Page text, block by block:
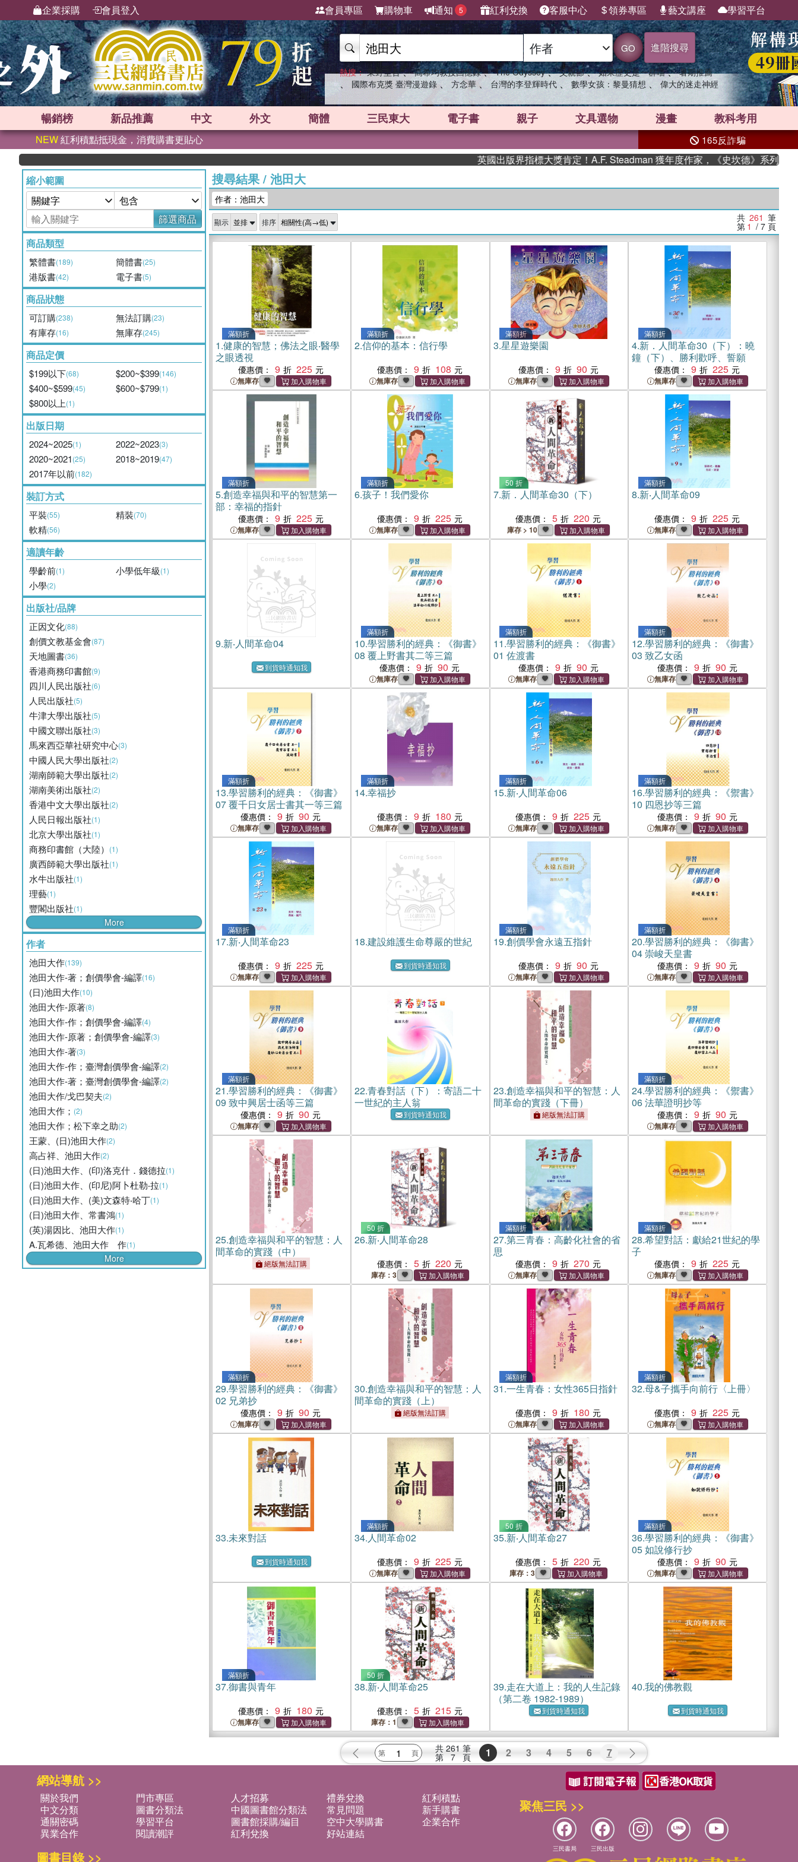
企業採購 會員登入 會員專區 購物車 通知 5 紅利兌換 客服中心 領券專區 藝文講座 學習平台
GO 進階搜尋
熱搜： 東野圭吾 、 高希均教授回憶錄 、 The Odyssey 、 父親節 、 如果歷史是一群喵 、 暑期推薦
、 國際布克獎 臺灣漫遊錄 、 方念華 、 台灣的李登輝時代 、 數學女孩：黎曼猜想 、 偉大的迷走神經
暢銷榜 新品推薦 中文 外文 簡體 三民東大 電子書 親子 文具選物 漫畫 教科考用
NEW紅利積點抵現金，消費購書更貼心 165反詐騙
英國出版界指標大獎肯定！A.F. Steadman 獲年度作家，《史坎德》系列帶你踏上熱血
縮小範圍
篩選商品
商品類型
繁體書(189) 簡體書(25)
港版書(42) 電子書(5)
商品狀態
可訂購(238) 無法訂購(23)
有庫存(16) 無庫存(245)
商品定價
$199以下(68) $200~$399(146)
$400~$599(45) $600~$799(1)
$800以上(1)
出版日期
2024~2025(1) 2022~2023(3)
2020~2021(25) 2018~2019(47)
2017年以前(182)
裝訂方式
平裝(55) 精裝(70)
軟精(56)
適讀年齡
學齡前(1) 小學低年級(1)
小學(2)
出版社/品牌
正因文化(88)
創價文教基金會(87)
天地圖書(36)
香港商務印書館(9)
四川人民出版社(6)
人民出版社(5)
牛津大學出版社(5)
中國文聯出版社(3)
馬來西亞華社研究中心(3)
中國人民大學出版社(2)
湖南師範大學出版社(2)
湖南美術出版社(2)
香港中文大學出版社(2)
人民日報出版社(1)
北京大學出版社(1)
商務印書館（大陸） (1)
廣西師範大學出版社(1)
水牛出版社(1)
理藝(1)
豐閣出版社(1)
More
作者
池田大作(139)
池田大作-著；創價學會-編譯(16)
(日)池田大作(10)
池田大作-原著(8)
池田大作-作；創價學會-編譯(4)
池田大作-原著；創價學會-編譯(3)
池田大作-著(3)
池田大作-作；臺灣創價學會-編譯(2)
池田大作-著；臺灣創價學會-編譯(2)
池田大作/戈巴契夫(2)
池田大作； (2)
池田大作；松下幸之助(2)
王蒙、(日)池田大作(2)
高占祥、池田大作(2)
(日)池田大作、(印)洛克什．錢德拉(1)
(日)池田大作、(印尼)阿卜杜勒‧拉(1)
(日)池田大作、(美)文森特‧哈丁(1)
(日)池田大作、常書鴻(1)
(英)湯因比、池田大作(1)
A.瓦希德、池田大作 作(1)
More
搜尋結果/ 池田大
作者：池田大
顯示 排序 共 261 筆
第 1 / 7 頁
滿額折
1.健康的智慧；佛法之眼‧醫學
之眼透視
優惠價： 9 225
無庫存
滿額折
2.信仰的基本：信行學
優惠價： 9 108
無庫存
滿額折
3.星星遊樂園
優惠價： 9 90
無庫存
滿額折
4.新．人間革命30（下）：曉
鐘（下）、勝利歡呼、誓願
優惠價： 9 225
無庫存
滿額折
5.創造幸福與和平的智慧第一
部：幸福的指針
優惠價： 9 225
無庫存
滿額折
6.孩子！我們愛你
優惠價： 9 225
無庫存
50 折
7.新．人間革命30（下）
優惠價： 5 220
庫存 > 10
滿額折
8.新‧人間革命09
優惠價： 9 225
無庫存
9.新‧人間革命04
到貨時通知我
滿額折
10.學習勝利的經典：《御書》
08 覆上野書其二等三篇
優惠價： 9 90
無庫存
滿額折
11.學習勝利的經典：《御書》
01 佐渡書
優惠價： 9 90
無庫存
滿額折
12.學習勝利的經典：《御書》
03 致乙女函
優惠價： 9 90
無庫存
滿額折
13.學習勝利的經典：《御書》
07 覆千日女居士書其一等三篇
優惠價： 9 90
無庫存
滿額折
14.幸福抄
優惠價： 9 180
無庫存
滿額折
15.新‧人間革命06
優惠價： 9 225
無庫存
滿額折
16.學習勝利的經典：《禦書》
10 四恩抄等三篇
優惠價： 9 90
無庫存
滿額折
17.新‧人間革命23
優惠價： 9 225
無庫存
18.建設維護生命尊嚴的世紀
到貨時通知我
滿額折
19.創價學會永遠五指針
優惠價： 9 90
無庫存
滿額折
20.學習勝利的經典：《御書》
04 崇峻天皇書
優惠價： 9 90
無庫存
滿額折
21.學習勝利的經典：《御書》
09 致中興居士函等三篇
優惠價： 9 90
無庫存
22.青春對話（下）：寄語二十
一世紀的主人翁
到貨時通知我
23.創造幸福與和平的智慧：人
間革命的實踐（下冊）
絕版無法訂購
滿額折
24.學習勝利的經典：《禦書》
06 法華證明抄等
優惠價： 9 90
無庫存
25.創造幸福與和平的智慧：人
間革命的實踐（中）
絕版無法訂購
50 折
26.新‧人間革命28
優惠價： 5 220
庫存：3
滿額折
27.第三青春：高齡化社會的省
思
優惠價： 9 270
無庫存
滿額折
28.希望對話：獻給21世紀的學
子
優惠價： 9 225
無庫存
滿額折
29.學習勝利的經典：《御書》
02 兄弟抄
優惠價： 9 90
無庫存
30.創造幸福與和平的智慧：人
間革命的實踐（上）
絕版無法訂購
滿額折
31.一生青春：女性365日指針
優惠價： 9 180
無庫存
滿額折
32.母&子攜手向前行〈上冊〉
優惠價： 9 225
無庫存
33.未來對話
到貨時通知我
滿額折
34.人間革命02
優惠價： 9 225
無庫存
50 折
35.新‧人間革命27
優惠價： 5 220
庫存：3
滿額折
36.學習勝利的經典：《御書》
05 如說修行抄
優惠價： 9 90
無庫存
滿額折
37.御書與青年
優惠價： 9 180
無庫存
50 折
38.新‧人間革命25
優惠價： 5 215
庫存：1
39.走在大道上：我的人生記錄
（第二卷 1982-1989）
到貨時通知我
40.我的佛教觀
到貨時通知我
共 261 筆
第 7 頁 1 2 3 4 5 6 7
網站導航 >>
關於我們 門市專區 人才招募 禮券兌換
紅利積點
中文分類
圖書分類法 中國圖書館分類法 常見問題
新手購書
通關密碼
學習平台 圖書館採購/編目 空中大學購書
企業合作
異業合作
閱讀潮評 紅利兌換 好站連結
圖書目錄 >>
聚焦三民 >>
三民書局 三民出版